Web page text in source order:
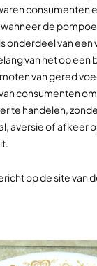
consumenten
de
onderdeel van een
van het op een
van gered
consumenten
te handelen,
aversie of afkeer
op de site van